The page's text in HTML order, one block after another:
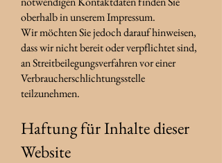
oberhalb in unserem Impressum.
Wir möchten Sie jedoch darauf hinweisen,
dass wir nicht bereit oder verpflichtet sind,
an Streitbeilegungsverfahren vor einer
Verbraucherschlichtungsstelle
teilzunehmen.
Haftung für Inhalte dieser
Website